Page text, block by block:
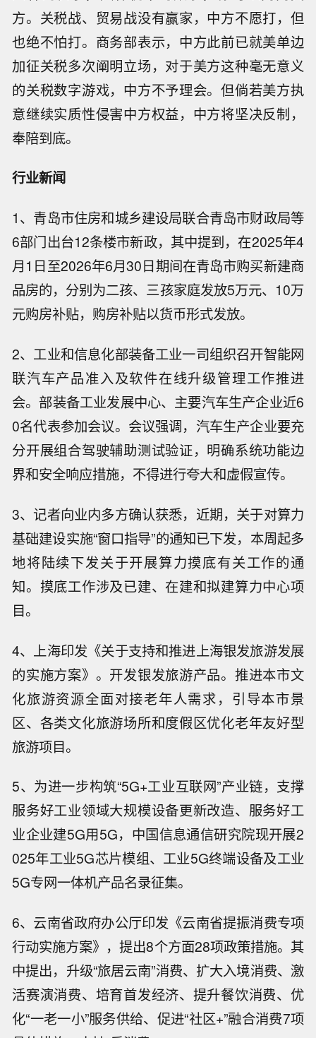
方。关税战、贸易战没有赢家，中方不愿打，但
也绝不怕打。商务部表示，中方此前已就美单边
加征关税多次阐明立场，对于美方这种毫无意义
的关税数字游戏，中方不予理会。但倘若美方执
意继续实质性侵害中方权益，中方将坚决反制，
奉陪到底。
行业新闻
1、青岛市住房和城乡建设局联合青岛市财政局等
6部门出台12条楼市新政，其中提到，在2025年4
月1日至2026年6月30日期间在青岛市购买新建商
品房的，分别为二孩、三孩家庭发放5万元、10万
元购房补贴，购房补贴以货币形式发放。
2、工业和信息化部装备工业一司组织召开智能网
联汽车产品准入及软件在线升级管理工作推进
会。部装备工业发展中心、主要汽车生产企业近6
0名代表参加会议。会议强调，汽车生产企业要充
分开展组合驾驶辅助测试验证，明确系统功能边
界和安全响应措施，不得进行夸大和虚假宣传。
3、记者向业内多方确认获悉，近期，关于对算力
基础建设实施“窗口指导”的通知已下发，本周起多
地将陆续下发关于开展算力摸底有关⼯作的通
知。摸底工作涉及已建、在建和拟建算力中心项
目。
4、上海印发《关于支持和推进上海银发旅游发展
的实施方案》。开发银发旅游产品。推进本市文
化旅游资源全面对接老年人需求，引导本市景
区、各类文化旅游场所和度假区优化老年友好型
旅游项目。
5、为进一步构筑“5G+工业互联网”产业链，支撑
服务好工业领域大规模设备更新改造、服务好工
业企业建5G用5G，中国信息通信研究院现开展2
025年工业5G芯片模组、工业5G终端设备及工业
5G专网一体机产品名录征集。
6、云南省政府办公厅印发《云南省提振消费专项
行动实施方案》，提出8个方面28项政策措施。其
中提出，升级“旅居云南”消费、扩大入境消费、激
活赛演消费、培育首发经济、提升餐饮消费、优
化“一老一小”服务供给、促进“社区+”融合消费7项